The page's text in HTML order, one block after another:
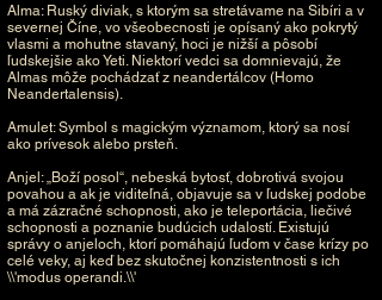
Alma: Ruský diviak, s ktorým sa stretávame na Sibíri a v
severnej Číne, vo všeobecnosti je opísaný ako pokrytý
vlasmi a mohutne stavaný, hoci je nižší a pôsobí
ľudskejšie ako Yeti. Niektorí vedci sa domnievajú, že
Almas môže pochádzať z neandertálcov (Homo
Neandertalensis).
Amulet: Symbol s magickým významom, ktorý sa nosí
ako prívesok alebo prsteň.
Anjel: „Boží posol“, nebeská bytosť, dobrotivá svojou
povahou a ak je viditeľná, objavuje sa v ľudskej podobe
a má zázračné schopnosti, ako je teleportácia, liečivé
schopnosti a poznanie budúcich udalostí. Existujú
správy o anjeloch, ktorí pomáhajú ľuďom v čase krízy po
celé veky, aj keď bez skutočnej konzistentnosti s ich
\\'modus operandi.\\'